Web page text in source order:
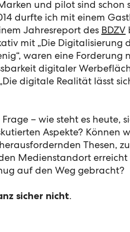
und pilot sind schon
durfte ich mit einem
Jahresreport des BDZV
mit „Die Digitalisierung
waren eine Forderung
digitaler
digitale Realität lässt
– wie steht es heute,
Aspekte? Können
Thesen,
Medienstandort
auf den Weg gebracht?
sicher nicht.